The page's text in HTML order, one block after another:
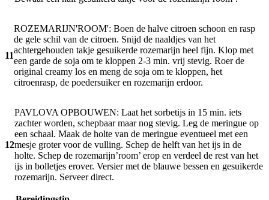
11
ROZEMARIJN'ROOM': Boen de halve citroen schoon en rasp
de gele schil van de citroen. Snijd de naaldjes van het
achtergehouden takje gesuikerde rozemarijn heel fijn. Klop met
een garde de soja om te kloppen 2-3 min. vrij stevig. Roer de
original creamy los en meng de soja om te kloppen, het
citroenrasp, de poedersuiker en rozemarijn erdoor.
12
PAVLOVA OPBOUWEN: Laat het sorbetijs in 15 min. iets
zachter worden, schepbaar maar nog stevig. Leg de meringue op
een schaal. Maak de holte van de meringue eventueel met een
mesje groter voor de vulling. Schep de helft van het ijs in de
holte. Schep de rozemarijn’room’ erop en verdeel de rest van het
ijs in bolletjes erover. Versier met de blauwe bessen en gesuikerde
rozemarijn. Serveer direct.